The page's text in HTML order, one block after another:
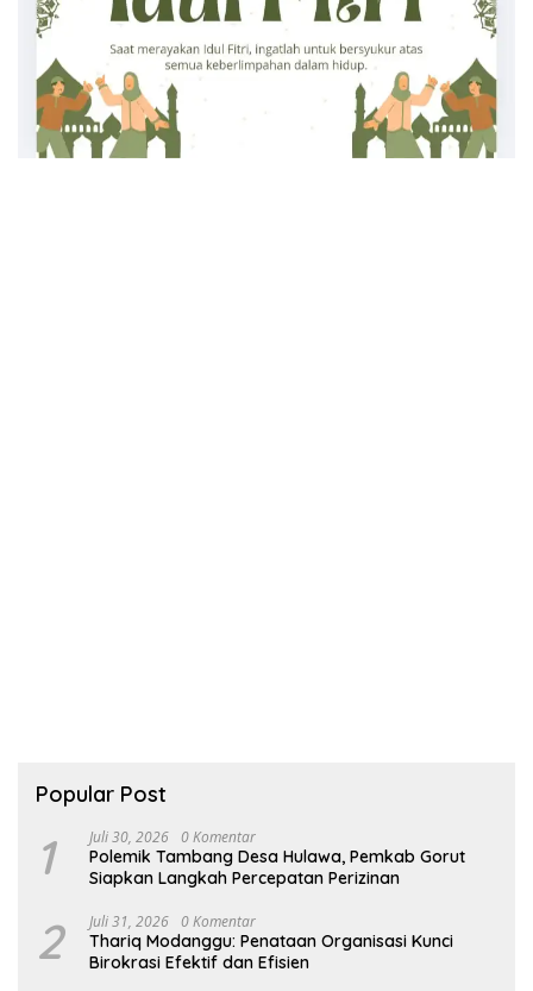
Popular Post
1 Juli 30, 2026 0 Komentar
Polemik Tambang Desa Hulawa, Pemkab Gorut
Siapkan Langkah Percepatan Perizinan
2 Juli 31, 2026 0 Komentar
Thariq Modanggu: Penataan Organisasi Kunci
Birokrasi Efektif dan Efisien